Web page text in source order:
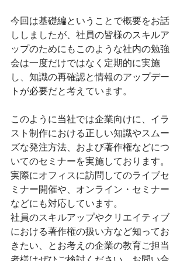
今回は基礎編ということで概要をお話
ししましたが、社員の皆様のスキルア
ップのためにもこのような社内の勉強
会は一度だけではなく定期的に実施
し、知識の再確認と情報のアップデー
トが必要だと考えています。
このように当社では企業向けに、イラ
スト制作における正しい知識やスムー
ズな発注方法、および著作権などにつ
いてのセミナーを実施しております。
実際にオフィスに訪問してのライブセ
ミナー開催や、オンライン・セミナー
などにも対応しています。
社員のスキルアップやクリエイティブ
における著作権の扱い方など知ってお
きたい、とお考えの企業の教育ご担当